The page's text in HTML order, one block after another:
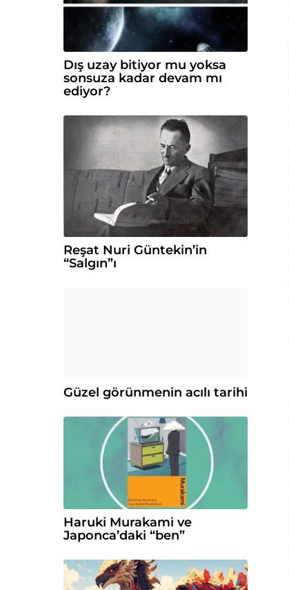
Dış uzay bitiyor mu yoksa
sonsuza kadar devam mı
ediyor?
Reşat Nuri Güntekin’in
“Salgın”ı
Güzel görünmenin acılı tarihi
Haruki Murakami ve
Japonca’daki “ben”